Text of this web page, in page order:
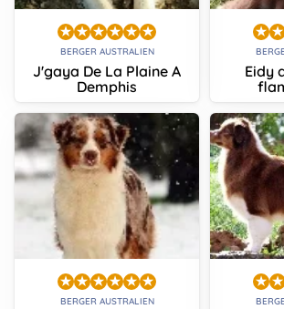
BERGER AUSTRALIEN
J'gaya De La Plaine A
Demphis
Eidy
BERGER AUSTRALIEN